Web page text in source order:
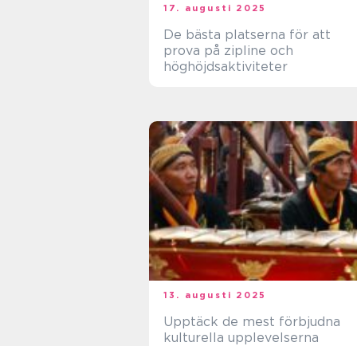
17. augusti 2025
De bästa platserna för att
prova på zipline och
höghöjdsaktiviteter
13. augusti 2025
Upptäck de mest förbjudna
kulturella upplevelserna